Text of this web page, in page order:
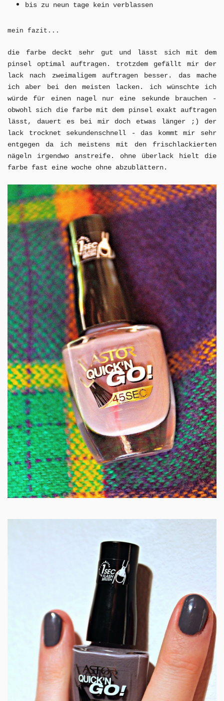
bis zu neun tage kein verblassen
mein fazit...
die farbe deckt sehr gut und lässt sich mit dem
pinsel optimal auftragen. trotzdem gefällt mir der
lack nach zweimaligem auftragen besser. das mache
ich aber bei den meisten lacken. ich wünschte ich
würde für einen nagel nur eine sekunde brauchen -
obwohl sich die farbe mit dem pinsel exakt auftragen
lässt, dauert es bei mir doch etwas länger ;) der
lack trocknet sekundenschnell - das kommt mir sehr
entgegen da ich meistens mit den frischlackierten
nägeln irgendwo anstreife. ohne überlack hielt die
farbe fast eine woche ohne abzublättern.